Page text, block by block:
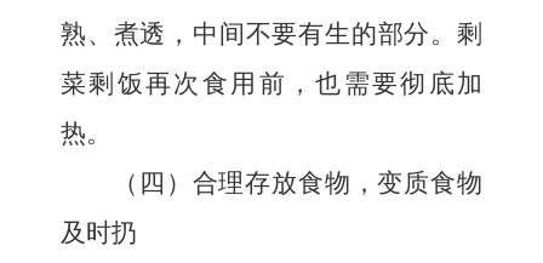
熟、煮透，中间不要有生的部分。剩
菜剩饭再次食用前，也需要彻底加
热。
（四）合理存放食物，变质食物
及时扔